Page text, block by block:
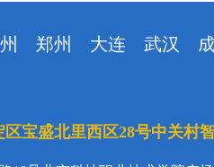
郑州 大连 武汉
宝盛北里西区28号中关村